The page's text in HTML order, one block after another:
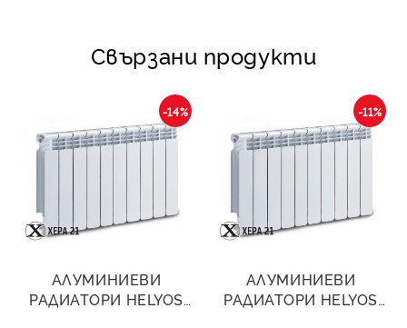
Свързани продукти
АЛУМИНИЕВИ
РАДИАТОРИ HELYOS
-14%
АЛУМИНИЕВИ
РАДИАТОРИ HELYOS
-11%